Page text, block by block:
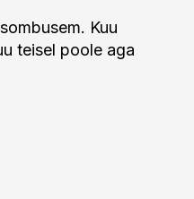
Kuu
teisel poole aga